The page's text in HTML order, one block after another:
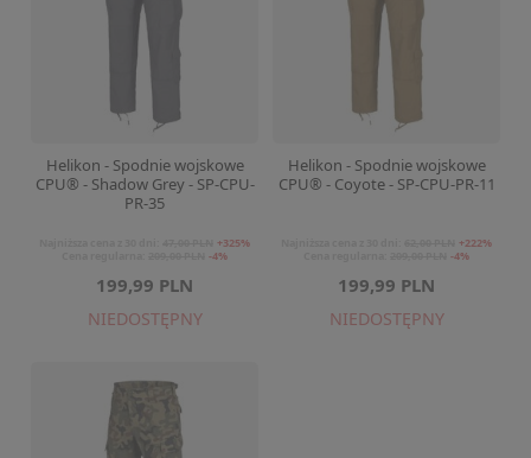
Helikon - Spodnie wojskowe
CPU® - Shadow Grey - SP-CPU-
PR-35
199,99 PLN
+325%
-4%
NIEDOSTĘPNY
Helikon - Spodnie wojskowe
CPU® - Coyote - SP-CPU-PR-11
199,99 PLN
+222%
-4%
NIEDOSTĘPNY